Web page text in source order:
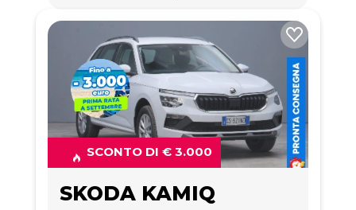
SCONTO DI € 3.000
SKODA KAMIQ